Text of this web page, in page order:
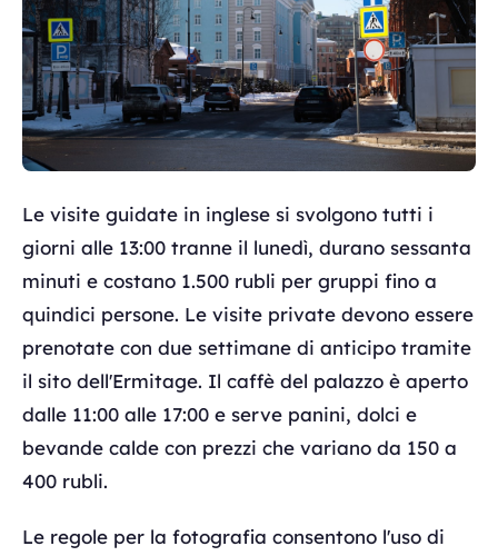
Le visite guidate in inglese si svolgono tutti i
giorni alle 13:00 tranne il lunedì, durano sessanta
minuti e costano 1.500 rubli per gruppi fino a
quindici persone. Le visite private devono essere
prenotate con due settimane di anticipo tramite
il sito dell'Ermitage. Il caffè del palazzo è aperto
dalle 11:00 alle 17:00 e serve panini, dolci e
bevande calde con prezzi che variano da 150 a
400 rubli.
Le regole per la fotografia consentono l'uso di